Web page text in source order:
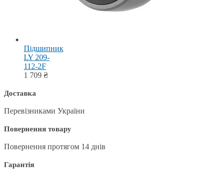
Підшипник
LY 209-
112-2F
1 709 ₴
Доставка
Перевізниками України
Повернення товару
Повернення протягом 14 днів
Гарантія